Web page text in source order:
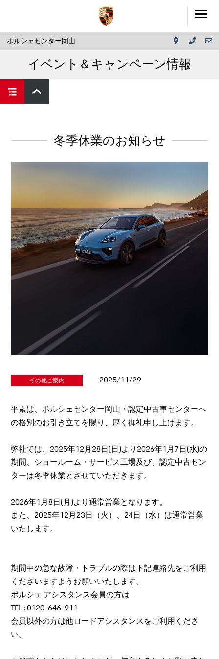
ポルシェセンター岡山
イベント＆キャンペーン情報
冬季休業のお知らせ
その他ご案内 2025/11/29
平素は、ポルシェセンター岡山・認定中古車センターへ
の格別のお引き立てを賜り、厚く御礼申し上げます。
弊社では、2025年12月28日(日)より2026年1月7日(水)の
期間、ショールーム・サービス工場及び、認定中古セン
ターは冬季休業とさせていただきます。
2026年1月8日(月)より通常営業となります。
また、2025年12月23日（火）、24日（水）は通常営業
いたします。
期間中の急な故障・トラブルの際は下記連絡先をご利用
くださいますようお願いいたします。
ポルシェ アシスタンス会員の方は
TEL : 0120-646-911
会員以外の方は他ロードアシスタンスをご利用くださ
い。